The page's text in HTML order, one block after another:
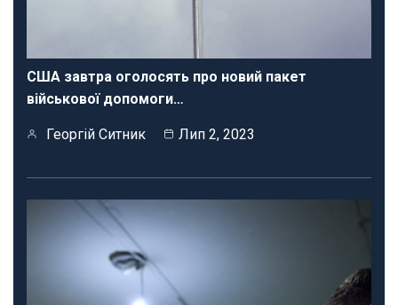
США завтра оголосять про новий пакет
військової допомоги…
Георгій Ситник Лип 2, 2023